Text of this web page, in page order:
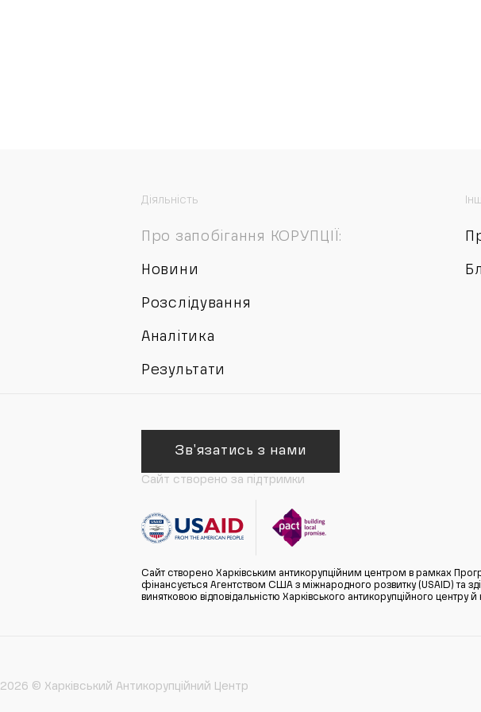
Діяльність
Про запобігання КОРУПЦІЇ:
Новини
Розслідування
Аналітика
Результати
Зв'язатись з нами
Сайт створено за підтримки
Сайт створено Харківським антикорупційним центром в рамках
фінансується Агентством США з міжнародного розвитку (USAID) та
винятковою відповідальністю Харківського антикорупційного
2026 © Харківський Антикорупційний Центр